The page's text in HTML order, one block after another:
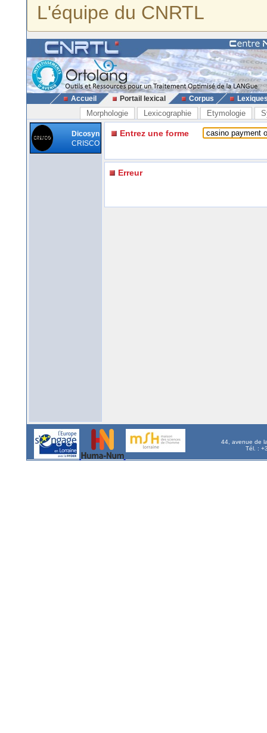
L'équipe du CNRTL
Accueil Portail lexical Corpus
Morphologie Lexicographie Etymologie
Dicosyn
CRISCO
Entrez une forme
Erreur
44, avenue de
Tél. :